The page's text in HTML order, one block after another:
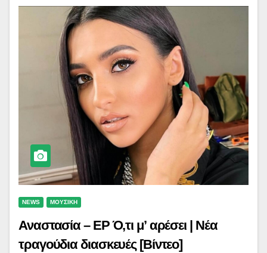
NEWS ΜΟΥΣΙΚΗ
Αναστασία – EP Ό,τι μ’ αρέσει | Νέα
τραγούδια διασκευές [Βίντεο]